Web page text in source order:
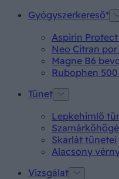
Gyógyszerkereső*
Aspirin
Neo Citran
Magne B6
Rubophen
Tünet
Lepkehimlő
Skarlát tünetei
Alacsony
Vizsgálat